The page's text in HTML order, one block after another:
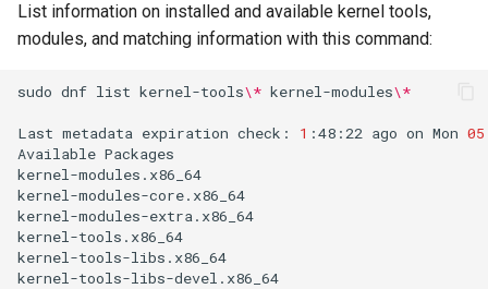
List information on installed and available kernel tools,
modules, and matching information with this command:
sudo dnf list kernel-tools\* kernel-modules\*
Last metadata expiration check: 1 :48:22 ago on Mon 05
Available Packages
kernel-modules.x86_64
kernel-modules-core.x86_64
kernel-modules-extra.x86_64
kernel-tools.x86_64
kernel-tools-libs.x86_64
kernel-tools-libs-devel.x86_64